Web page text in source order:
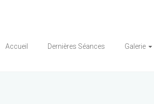
Accueil Dernières Séances Galerie